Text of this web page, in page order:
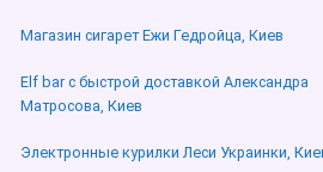
Магазин сигарет Ежи Гедройца, Киев
Elf bar с быстрой доставкой Александра
Матросова, Киев
Электронные курилки Леси Украинки,